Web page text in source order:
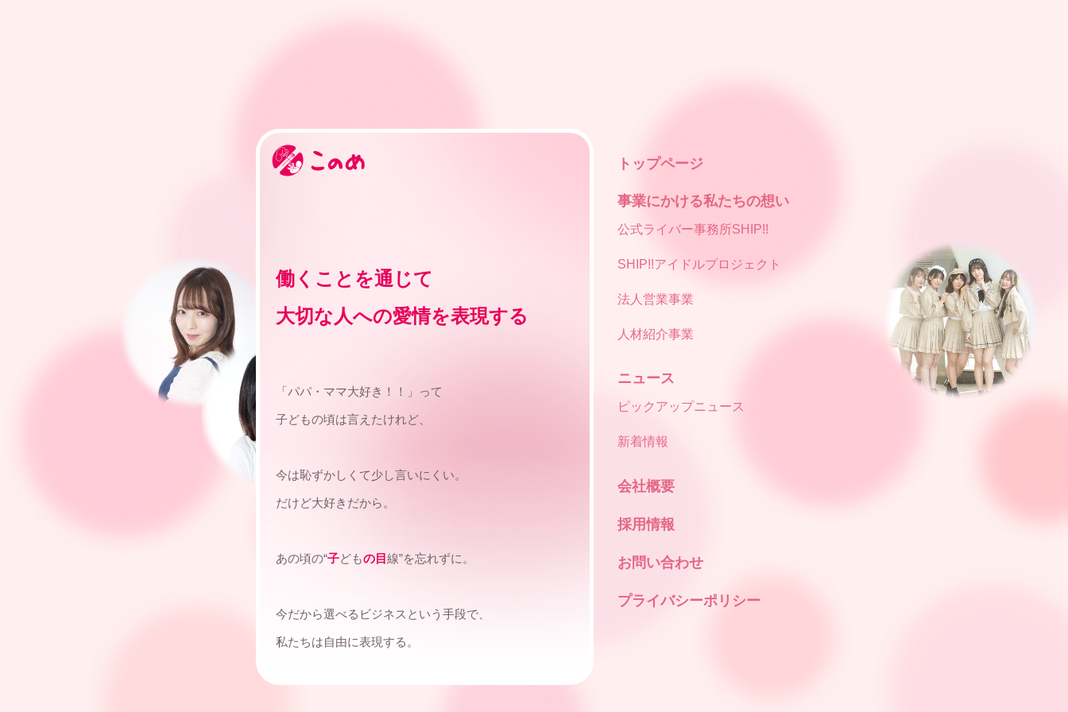
働くことを通じて
大切な人への愛情を表現する
「パパ・ママ大好き！！」って
子どもの頃は言えたけれど、
今は恥ずかしくて少し言いにくい。
だけど大好きだから。
あの頃の“子どもの目 線”を忘れずに。
今だから選べるビジネスという手段で、
私たちは自由に表現する。
トップページ
事業にかける私たちの想い
公式ライバー事務所SHIP!!
SHIP!!アイドルプロジェクト
法人営業事業
人材紹介事業
ニュース
ピックアップニュース
新着情報
会社概要
採用情報
お問い合わせ
プライバシーポリシー